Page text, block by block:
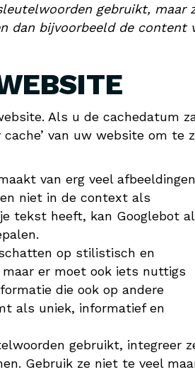
gebruikt, maar
dan bijvoorbeeld de content
Als u de cachedatum
van uw website om te
van erg veel afbeeldingen
niet in de context als
tekst heeft, kan Googlebot al
op stilistisch en
er moet ook iets nuttigs
die ook op andere
als uniek, informatief en
gebruikt, integreer
Gebruik ze niet te veel